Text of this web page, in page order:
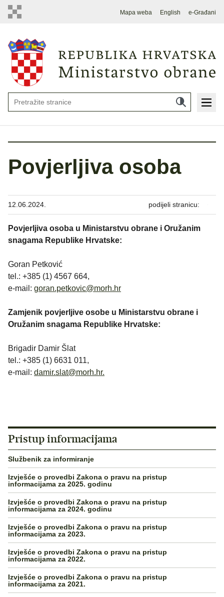
Mapa weba English e-Građani
Povjerljiva osoba
12.06.2024. podijeli stranicu:
Povjerljiva osoba u Ministarstvu obrane i Oružanim
snagama Republike Hrvatske:
Goran Petković
tel.: +385 (1) 4567 664,
e-mail: goran.petkovic@morh.hr
Zamjenik povjerljive osobe u Ministarstvu obrane i
Oružanim snagama Republike Hrvatske:
Brigadir Damir Šlat
tel.: +385 (1) 6631 011,
e-mail: damir.slat@morh.hr.
Pristup informacijama
Službenik za informiranje
Izvješće o provedbi Zakona o pravu na pristup
informacijama za 2025. godinu
Izvješće o provedbi Zakona o pravu na pristup
informacijama za 2024. godinu
Izvješće o provedbi Zakona o pravu na pristup
informacijama za 2023.
Izvješće o provedbi Zakona o pravu na pristup
informacijama za 2022.
Izvješće o provedbi Zakona o pravu na pristup
informacijama za 2021.